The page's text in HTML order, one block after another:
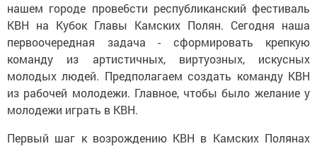
нашем городе прове6сти республиканский фестиваль
КВН на Кубок Главы Камских Полян. Сегодня наша
первоочередная задача - сформировать крепкую
команду из артистичных, виртуозных, искусных
молодых людей. Предполагаем создать команду КВН
из рабочей молодежи. Главное, чтобы было желание у
молодежи играть в КВН.
Первый шаг к возрождению КВН в Камских Полянах